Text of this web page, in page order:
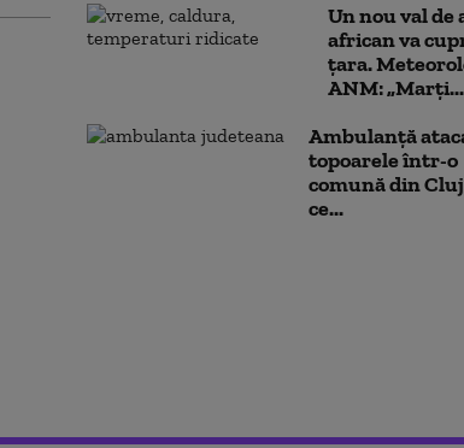
Un nou val de
african va
țara.
ANM: „Marți...
Ambulanţă
topoarele într-o
comună din
ce...